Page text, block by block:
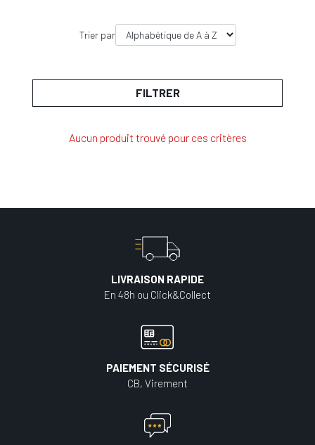
Trier par
FILTRER
Aucun produit trouvé pour ces critères
LIVRAISON RAPIDE
En 48h ou Click&Collect
PAIEMENT SÉCURISÉ
CB, Virement